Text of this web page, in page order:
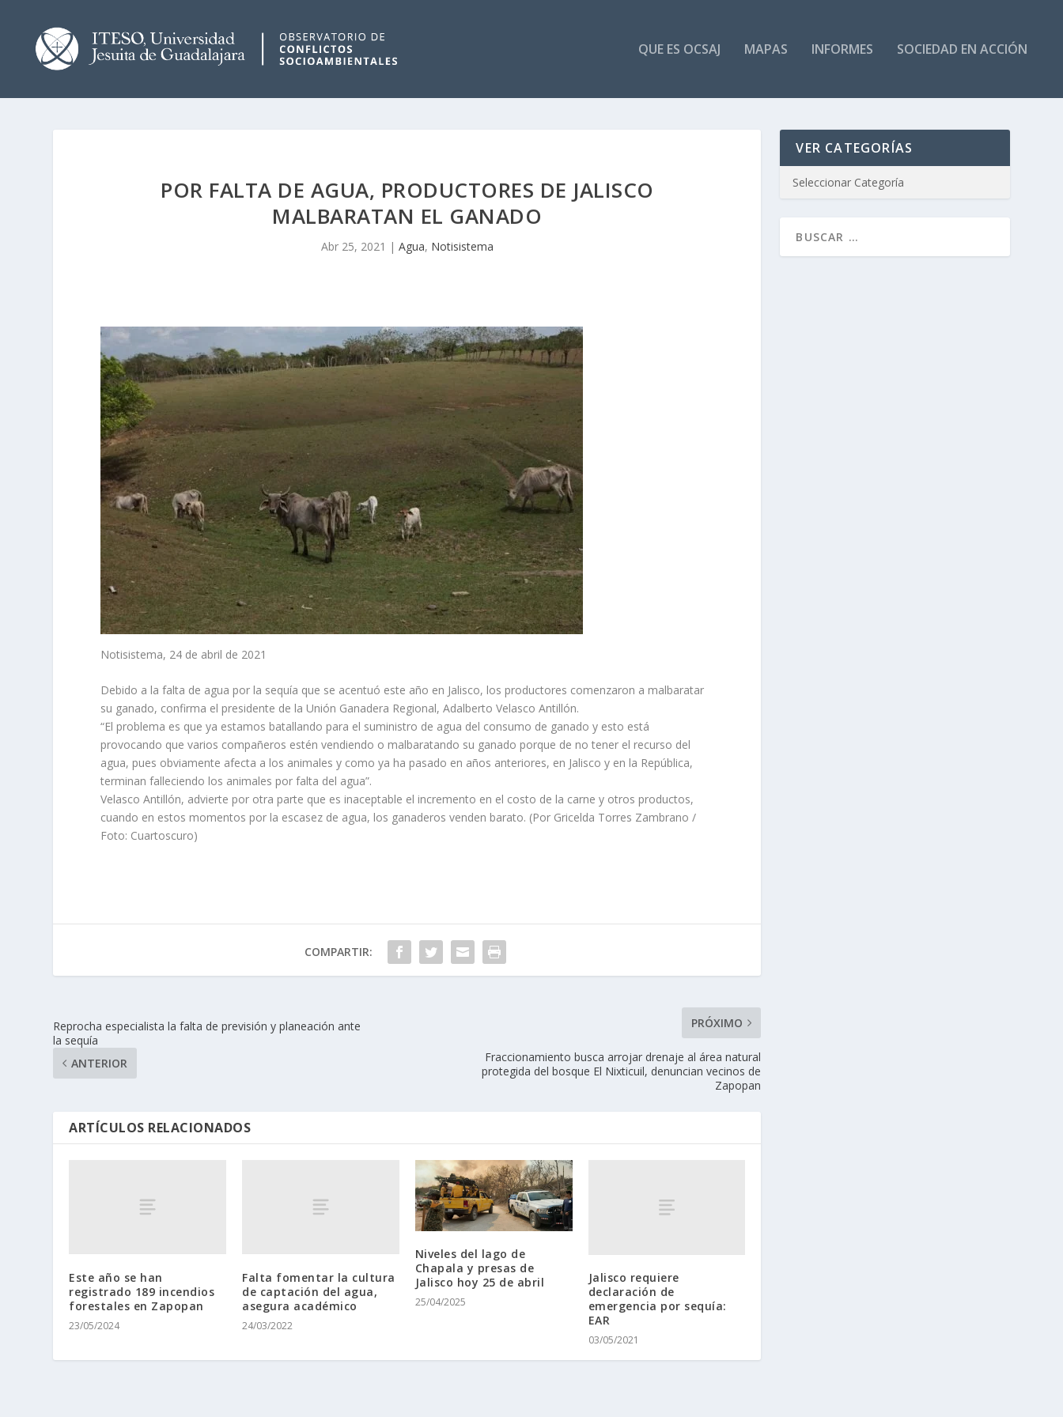
QUE ES OCSAJ MAPAS INFORMES SOCIEDAD EN ACCIÓN
POR FALTA DE AGUA, PRODUCTORES DE JALISCO
MALBARATAN EL GANADO
Abr 25, 2021 | Agua, Notisistema
Notisistema, 24 de abril de 2021
Debido a la falta de agua por la sequía que se acentuó este año en Jalisco, los productores comenzaron a malbaratar
su ganado, confirma el presidente de la Unión Ganadera Regional, Adalberto Velasco Antillón.
“El problema es que ya estamos batallando para el suministro de agua del consumo de ganado y esto está
provocando que varios compañeros estén vendiendo o malbaratando su ganado porque de no tener el recurso del
agua, pues obviamente afecta a los animales y como ya ha pasado en años anteriores, en Jalisco y en la República,
terminan falleciendo los animales por falta del agua”.
Velasco Antillón, advierte por otra parte que es inaceptable el incremento en el costo de la carne y otros productos,
cuando en estos momentos por la escasez de agua, los ganaderos venden barato. (Por Gricelda Torres Zambrano /
Foto: Cuartoscuro)
COMPARTIR:
Reprocha especialista la falta de previsión y planeación ante
la sequía
ANTERIOR
PRÓXIMO
Fraccionamiento busca arrojar drenaje al área natural
protegida del bosque El Nixticuil, denuncian vecinos de
Zapopan
ARTÍCULOS RELACIONADOS
Este año se han
registrado 189 incendios
forestales en Zapopan
23/05/2024
Falta fomentar la cultura
de captación del agua,
asegura académico
24/03/2022
Niveles del lago de
Chapala y presas de
Jalisco hoy 25 de abril
25/04/2025
Jalisco requiere
declaración de
emergencia por sequía:
EAR
03/05/2021
VER CATEGORÍAS